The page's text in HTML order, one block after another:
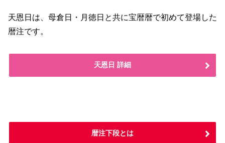
天恩日は、母倉日・月徳日と共に宝暦暦で初めて登場した
暦注です。
天恩日 詳細
暦注下段とは